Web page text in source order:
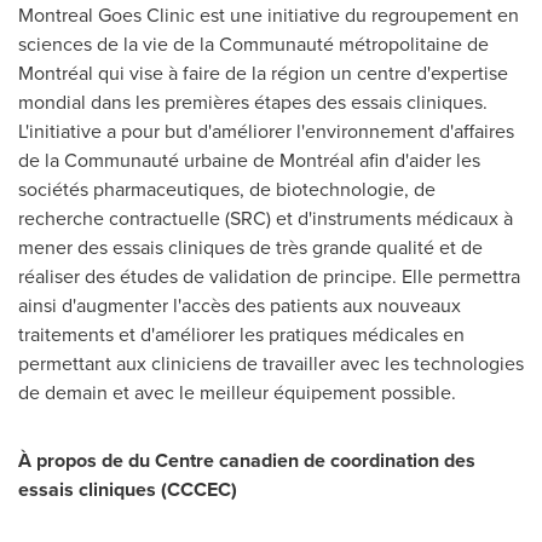
Montreal Goes Clinic est une initiative du regroupement en
sciences de la vie de la Communauté métropolitaine de
Montréal qui vise à faire de la région un centre d'expertise
mondial dans les premières étapes des essais cliniques.
L'initiative a pour but d'améliorer l'environnement d'affaires
de la Communauté urbaine de Montréal afin d'aider les
sociétés pharmaceutiques, de biotechnologie, de
recherche contractuelle (SRC) et d'instruments médicaux à
mener des essais cliniques de très grande qualité et de
réaliser des études de validation de principe. Elle permettra
ainsi d'augmenter l'accès des patients aux nouveaux
traitements et d'améliorer les pratiques médicales en
permettant aux cliniciens de travailler avec les technologies
de demain et avec le meilleur équipement possible.
À propos de du Centre canadien de coordination des
essais cliniques (CCCEC)